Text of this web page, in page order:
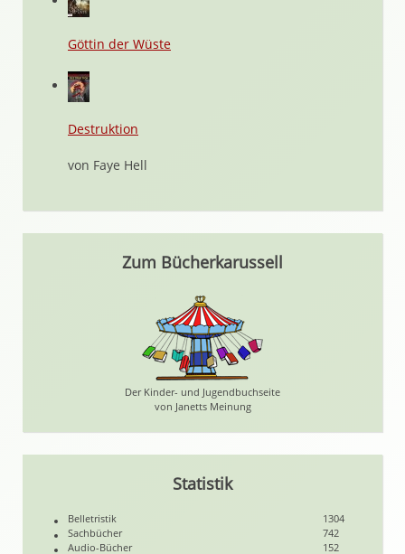
Göttin der Wüste
Destruktion
von Faye Hell
Zum Bücherkarussell
Der Kinder- und Jugendbuchseite
von Janetts Meinung
Statistik
Belletristik
1304
Sachbücher
742
Audio-Bücher
152